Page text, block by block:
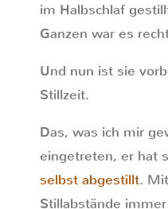
im Halbschlaf
Ganzen war es
Und nun ist sie
Stillzeit.
Das, was ich mir
eingetreten, er hat
selbst abgestillt.
Stillabstände